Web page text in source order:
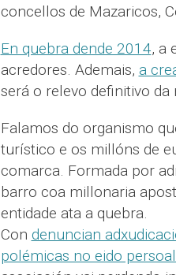
concellos de Mazaricos,
En quebra dende 2014, a
acredores. Ademais, a
será o relevo definitivo
Falamos do organismo
turístico e os millóns de
comarca. Formada por
barro coa millonaria
entidade ata a quebra.
Con denuncian
polémicas no eido